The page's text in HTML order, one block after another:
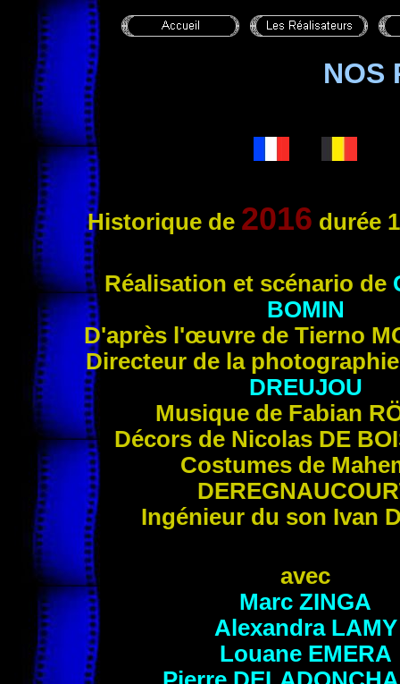
NOS
Historiquede 2016 durée
Réal isation et scénario de
BOMIN
D'après l'œuvre de Tierno
Directeur de la
DREUJOU
Musique de Fabian
Décors de Nicolas DE
Costumes de
Ingénieur du son Ivan
avec
Marc ZINGA
Alexandra LAMY
Louane EMERA